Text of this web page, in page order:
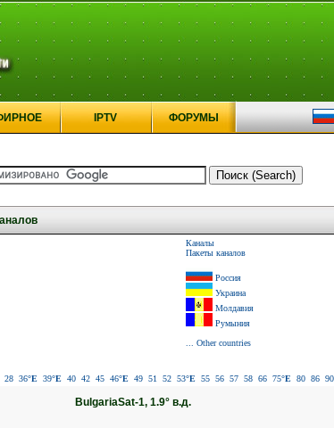
IPTV ФОРУМЫ
Каналы
Пакеты каналов
Россия
Украина
Молдавия
Румыния
... Other countries
28 36°E 39°E 40 42 45 46°E 49 51 52 53°E 55 56 57 58 66 75°E 80 86 90
BulgariaSat-1, 1.9° в.д.